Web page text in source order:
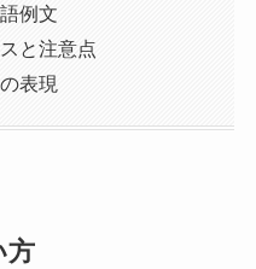
例文
と注意点
表現
方